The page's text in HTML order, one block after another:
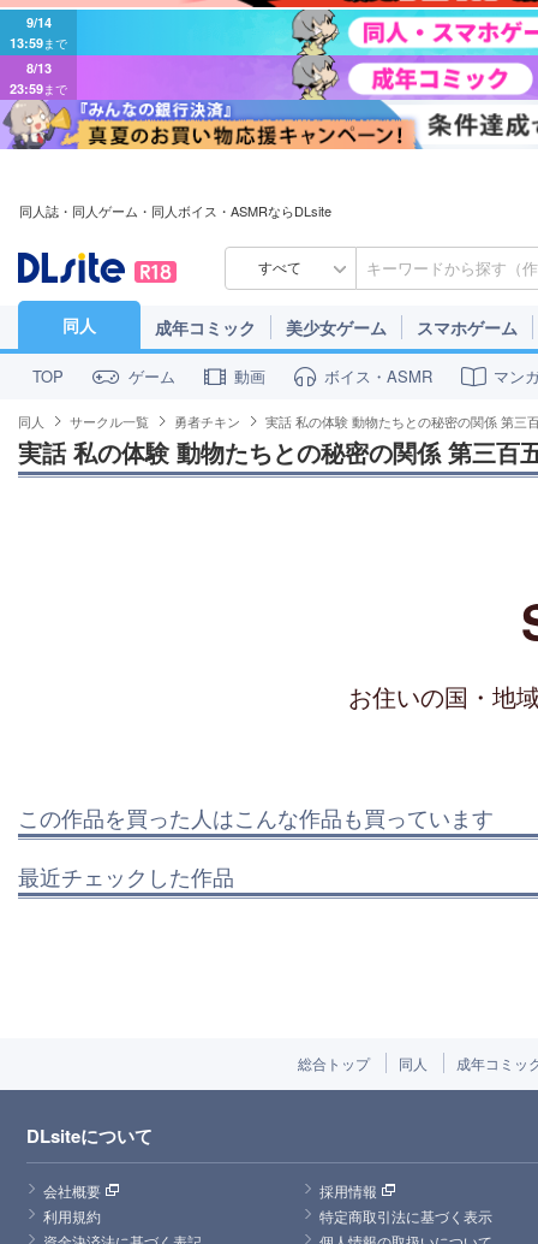
9/14
13:59まで
8/13
23:59まで
同人誌・同人ゲーム・同人ボイス・ASMRならDLsite
すべて
同人 成年コミック 美少女ゲーム スマホゲーム
TOP ゲーム 動画 ボイス・ASMR マン
同人 サークル一覧 勇者チキン 実話 私の体験 動物たちとの秘密の関係 第三
実話 私の体験 動物たちとの秘密の関係 第三百
お住いの国・地
この作品を買った人はこんな作品も買っています
最近チェックした作品
総合トップ 同人 成年コミッ
DLsiteについて
会社概要
採用情報
利用規約
特定商取引法に基づく表示